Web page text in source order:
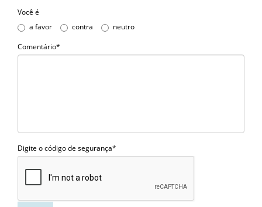
Você é
a favor
contra neutro
Comentário*
Digite o código de segurança*